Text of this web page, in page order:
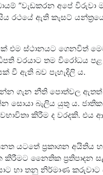
”‍වැඩකරන අපේ විරුවා
රථයේ ඇති කැසට්
එම ස්ථානයට ගෙනවිත්
වරයාට තම විරෝධය
වී ඇති බව පැහැදිලි ය.
ගැන නීති පොත්වල ඇතත්
බැලිය යුතු ය. ජාතික
කිරීම ද වරදකි. එය
යටතේ ප්‍රකාශන අයිතිය
කිරීමට නෛතික ප්‍රතිපාදන
හා තනු නිර්මාණ